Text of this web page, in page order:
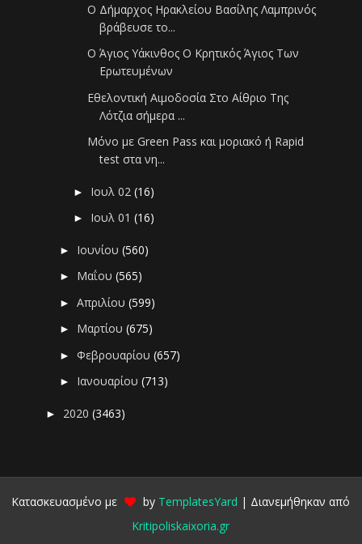
Ο Δήμαρχος Ηρακλείου Βασίλης Λαμπρινός
βράβευσε το...
Ο Άγιος Υάκινθος Ο Κρητικός Άγιος Των
Ερωτευμένων
Εθελοντική Αιμοδοσία Στο Αίθριο Της
Λότζια σήμερα ...
Μόνο με Green Pass και μοριακό ή Rapid
test στα νη...
► Ιουλ 02(16)
► Ιουλ 01(16)
► Ιουνίου(560)
► Μαΐου(565)
►Απριλίου(599)
► Μαρτίου(675)
►Φεβρουαρίου(657)
► Ιανουαρίου(713)
► 2020(3463)
Κατασκευασμένο με by TemplatesYard | Διανεμήθηκαν από
Kritipoliskaixoria.gr